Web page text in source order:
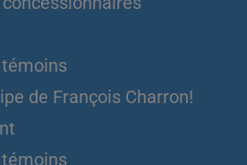
de François Charron!